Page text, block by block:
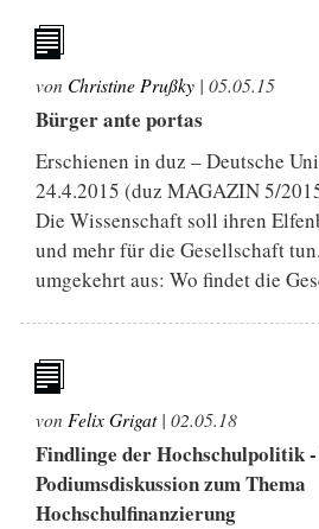
von Christine Prußky | 05.05.15
Bürger ante portas
Erschienen in duz – Deutsche
24.4.2015 (duz MAGAZIN 5/
Die Wissenschaft soll ihren
und mehr für die Gesellschaft
umgekehrt aus: Wo findet die
von Felix Grigat| 02.05.18
Findlinge der Hochschulpolitik
Podiumsdiskussion zum Thema
Hochschulfinanzierung